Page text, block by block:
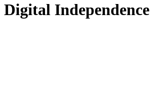
Digital Independence